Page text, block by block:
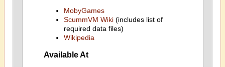
MobyGames
ScummVM Wiki(includes list of
required data files)
Wikipedia
Available At